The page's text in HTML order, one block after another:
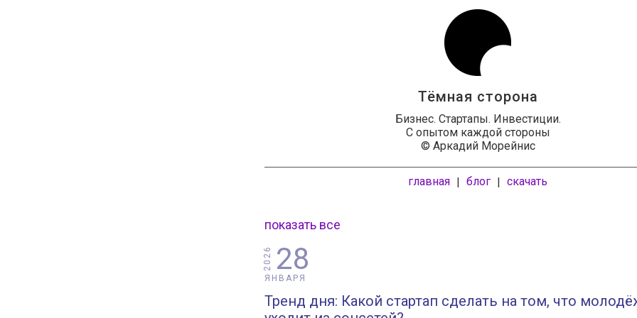
Тёмная сторона
Бизнес. Стартапы. Инвестиции.
С опытом каждой стороны
© Аркадий Морейнис
главная | блог | скачать
показать все
28
ЯНВАРЯ
2026
Тренд дня: Какой стартап сделать на том, что